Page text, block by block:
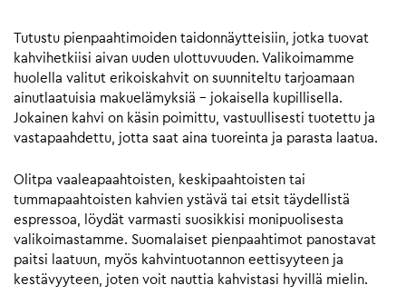
Tutustu pienpaahtimoiden taidonnäytteisiin, jotka tuovat
kahvihetkiisi aivan uuden ulottuvuuden. Valikoimamme
huolella valitut erikoiskahvit on suunniteltu tarjoamaan
ainutlaatuisia makuelämyksiä – jokaisella kupillisella.
Jokainen kahvi on käsin poimittu, vastuullisesti tuotettu ja
vastapaahdettu, jotta saat aina tuoreinta ja parasta laatua.
Olitpa vaaleapaahtoisten, keskipaahtoisten tai
tummapaahtoisten kahvien ystävä tai etsit täydellistä
espressoa, löydät varmasti suosikkisi monipuolisesta
valikoimastamme. Suomalaiset pienpaahtimot panostavat
paitsi laatuun, myös kahvintuotannon eettisyyteen ja
kestävyyteen, joten voit nauttia kahvistasi hyvillä mielin.